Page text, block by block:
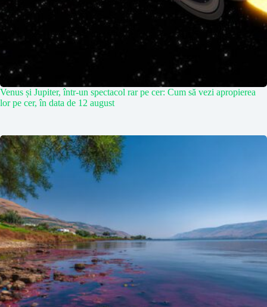
Venus și Jupiter, într-un spectacol rar pe cer: Cum să vezi apropierea
lor pe cer, în data de 12 august